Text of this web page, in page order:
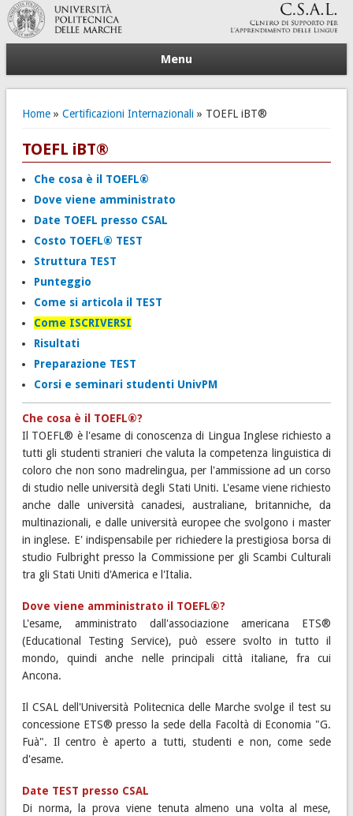
Menu
Tu sei qui
Home» Certificazioni Internazionali» TOEFL iBT®
TOEFL iBT®
Che cosa è il TOEFL®
Dove viene amministrato
Date TOEFL presso CSAL
Costo TOEFL® TEST
Struttura TEST
Punteggio
Come si articola il TEST
Come ISCRIVERSI
Risultati
Preparazione TEST
Corsi e seminari studenti UnivPM
Che cosa è il TOEFL®?
Il TOEFL® è l'esame di conoscenza di Lingua Inglese richiesto a
tutti gli studenti stranieri che valuta la competenza linguistica di
coloro che non sono madrelingua, per l'ammissione ad un corso
di studio nelle università degli Stati Uniti. L'esame viene richiesto
anche dalle università canadesi, australiane, britanniche, da
multinazionali, e dalle università europee che svolgono i master
in inglese. E' indispensabile per richiedere la prestigiosa borsa di
studio Fulbright presso la Commissione per gli Scambi Culturali
tra gli Stati Uniti d'America e l'Italia.
Dove viene amministrato il TOEFL®?
L'esame, amministrato dall'associazione americana ETS®
(Educational Testing Service), può essere svolto in tutto il
mondo, quindi anche nelle principali città italiane, fra cui
Ancona.
Il CSAL dell'Università Politecnica delle Marche svolge il test su
concessione ETS® presso la sede della Facoltà di Economia "G.
Fuà". Il centro è aperto a tutti, studenti e non, come sede
d'esame.
Date TEST presso CSAL
Di norma, la prova viene tenuta almeno una volta al mese,